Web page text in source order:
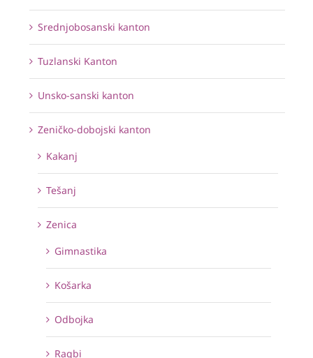
Srednjobosanski kanton
Tuzlanski Kanton
Unsko-sanski kanton
Zeničko-dobojski kanton
Kakanj
Tešanj
Zenica
Gimnastika
Košarka
Odbojka
Ragbi